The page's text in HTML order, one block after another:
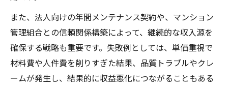
また、法人向けの年間メンテナンス契約や、マンション
管理組合との信頼関係構築によって、継続的な収入源を
確保する戦略も重要です。失敗例としては、単価重視で
材料費や人件費を削りすぎた結果、品質トラブルやクレ
ームが発生し、結果的に収益悪化につながることもある